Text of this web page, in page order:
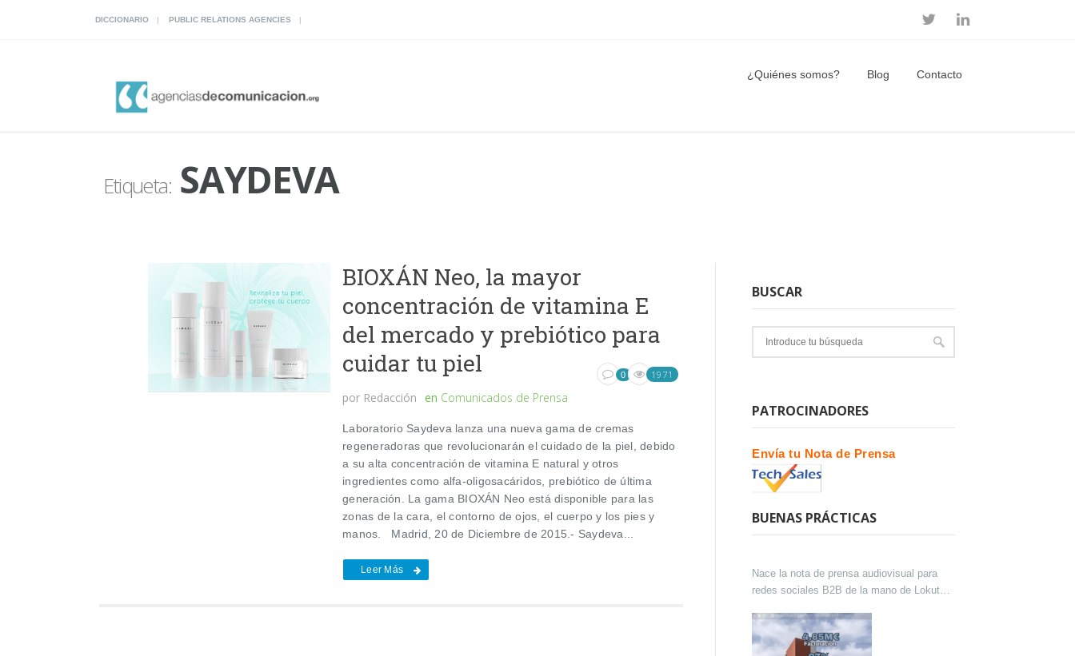
DICCIONARIO PUBLIC RELATIONS AGENCIES
¿Quiénes somos? Blog Contacto
Etiqueta:SAYDEVA
BIOXÁN Neo, la mayor
concentración de vitamina E
del mercado y prebiótico para
cuidar tu piel
por Redacción en Comunicados de Prensa
0 1971
Laboratorio Saydeva lanza una nueva gama de cremas
regeneradoras que revolucionarán el cuidado de la piel, debido
a su alta concentración de vitamina E natural y otros
ingredientes como alfa-oligosacáridos, prebiótico de última
generación. La gama BIOXÁN Neo está disponible para las
zonas de la cara, el contorno de ojos, el cuerpo y los pies y
manos. Madrid, 20 de Diciembre de 2015.- Saydeva...
Leer Más
BUSCAR
PATROCINADORES
Envía tu Nota de Prensa
BUENAS PRÁCTICAS
Nace la nota de prensa audiovisual para
redes sociales B2B de la mano de Lokutor